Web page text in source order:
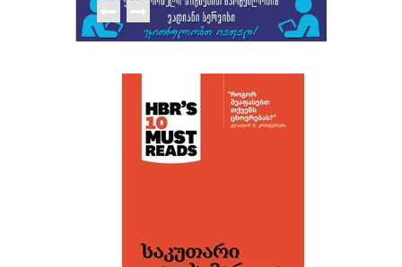
გამომცემლობები